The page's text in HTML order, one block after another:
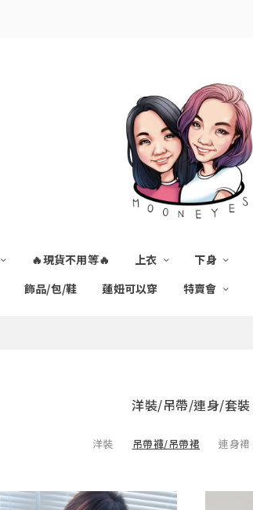
🔥現貨不用等🔥 上衣 下身
飾品/包/鞋
蓮妞可以穿 特賣會
洋裝/吊帶/連身/套裝
洋裝 吊帶褲/吊帶裙 連身裙